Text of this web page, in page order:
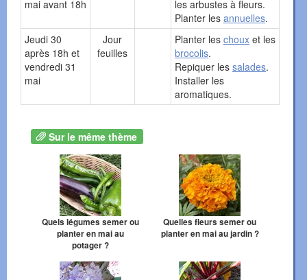
mai avant 18h
les arbustes à fleurs.
Planter les annuelles.
Jeudi 30
après 18h et
vendredi 31
mai
Jour
feuilles
Planter les choux et les
brocolis.
Repiquer les salades.
Installer les
aromatiques.
Sur le même thème
Quels légumes semer ou
planter en mai au
potager ?
Quelles fleurs semer ou
planter en mai au jardin ?